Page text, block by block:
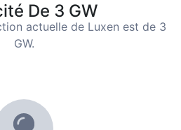
De 3 GW
actuelle de Luxen est de 3
GW.